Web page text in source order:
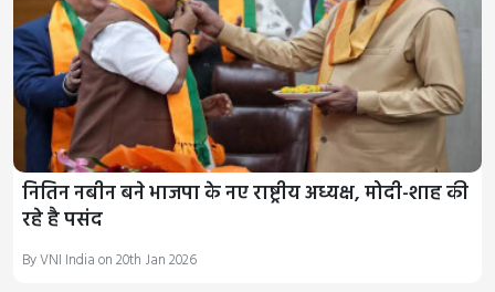
नितिन नबीन बने भाजपा के नए राष्ट्रीय अध्यक्ष, मोदी-शाह की
रहे है पसंद
By VNI India on 20th Jan 2026